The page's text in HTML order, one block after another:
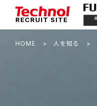
RECRUIT SITE
HOME 人を知る